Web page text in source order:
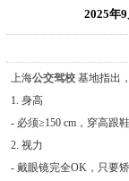
2025年
上海公交驾校基地指出
1. 身高
- 必须≥150 cm，穿高跟
2. 视力
- 戴眼镜完全OK，只要